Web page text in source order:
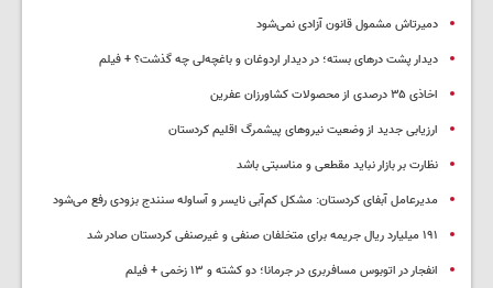
دمیرتاش مشمول قانون آزادی نمی‌شود
دیدار پشت درهای بسته؛ در دیدار اردوغان و باغچه‌لی چه گذشت؟ + فیلم
اخاذی ۳۵ درصدی از محصولات کشاورزان عفرین
ارزیابی جدید از وضعیت نیروهای پیشمرگ اقلیم کردستان
نظارت بر بازار نباید مقطعی و مناسبتی باشد
مدیرعامل آبفای کردستان: مشکل کم‌آبی نایسر و آساوله سنندج بزودی رفع می‌شود
۱۹۱ میلیارد ریال جریمه برای متخلفان صنفی و غیرصنفی کردستان صادر شد
انفجار در اتوبوس مسافربری در جرمانا؛ دو کشته و ۱۳ زخمی + فیلم